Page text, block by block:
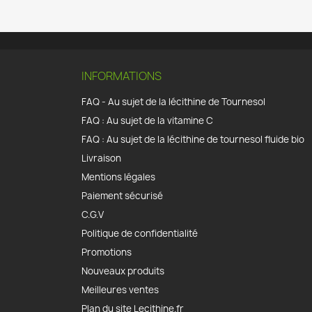
INFORMATIONS
FAQ - Au sujet de la lécithine de Tournesol
FAQ : Au sujet de la vitamine C
FAQ : Au sujet de la lécithine de tournesol fluide bio
Livraison
Mentions légales
Paiement sécurisé
C.G.V
Politique de confidentialité
Promotions
Nouveaux produits
Meilleures ventes
Plan du site Lecithine.fr